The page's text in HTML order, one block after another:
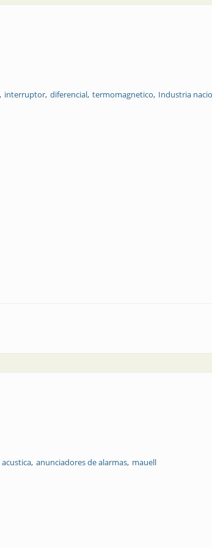
interruptor diferencial termomagnetico Industria
acustica anunciadores de alarmas mauell